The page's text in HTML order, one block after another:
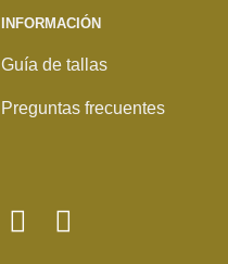
INFORMACIÓN
Guía de tallas
Preguntas frecuentes